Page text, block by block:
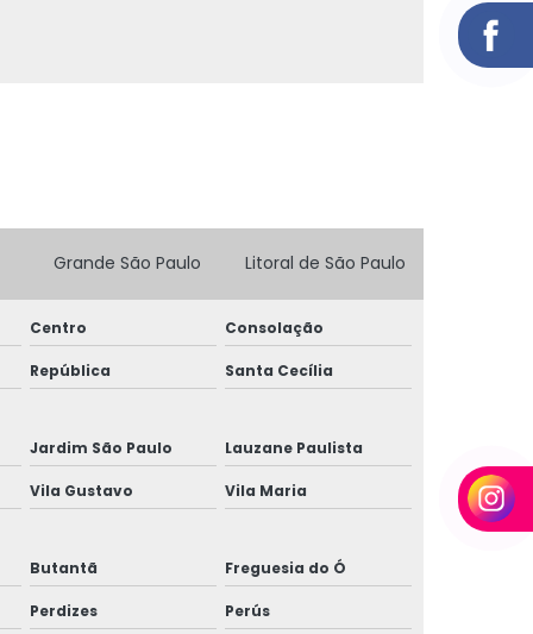
Calibração de balanças
Célula de carga balança digital
Célula de carga balança rodoviária
Célula de carga para balança
Células de carga para tanques
Grande São Paulo Litoral de São Paulo
Centro Consolação
República Santa Cecília
Jardim São Paulo Lauzane Paulista
Vila Gustavo Vila Maria
Butantã Freguesia do Ó
Perdizes Perús